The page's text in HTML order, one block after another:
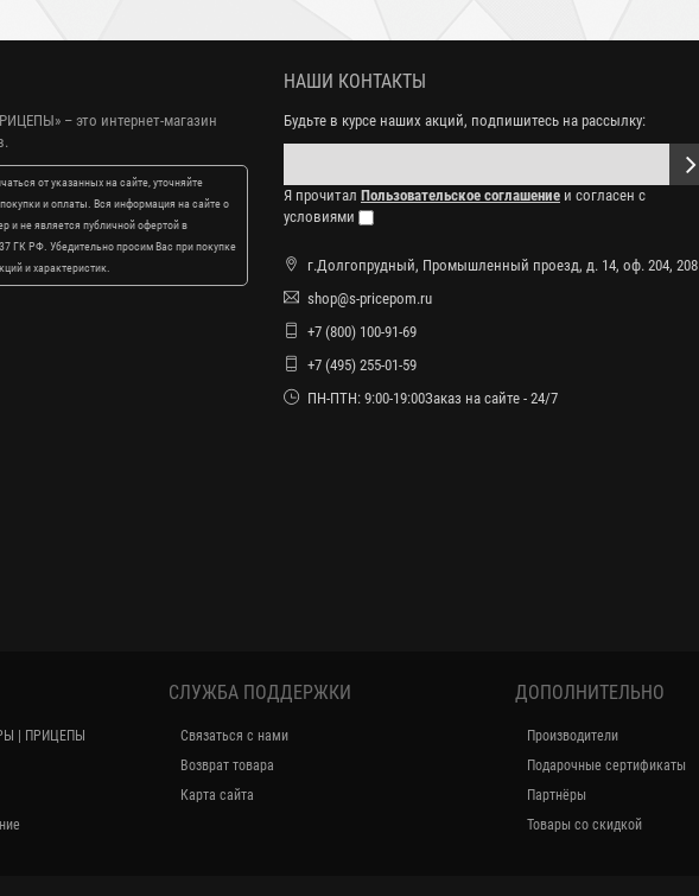
– это интернет-магазин
от указанных на сайте, уточняйте
и оплаты. Вся информация на сайте о
и не является публичной офертой в
ГК РФ. Убедительно просим Вас при покупке
и характеристик.
НАШИ КОНТАКТЫ
Будьте в курсе наших акций, подпишитесь на рассылку:
Я прочитал Пользовательское соглашение и согласен с
условиями
г.Долгопрудный, Промышленный проезд, д. 14, оф. 204, 208
shop@s-pricepom.ru
+7 (800) 100-91-69
+7 (495) 255-01-59
ПН-ПТН: 9:00-19:00Заказ на сайте - 24/7
| ПРИЦЕПЫ
СЛУЖБА ПОДДЕРЖКИ
Связаться с нами
Возврат товара
Карта сайта
ДОПОЛНИТЕЛЬНО
Производители
Подарочные сертификаты
Партнёры
Товары со скидкой